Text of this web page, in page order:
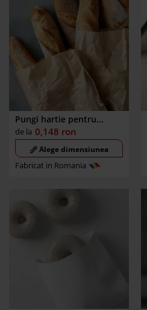
Pungi hartie pentru
paine, baghete, paine
rotunda si taraneasca, 3
dimensiuni disponibile
de la 0,148 ron
Alege dimensiunea
Fabricat in Romania